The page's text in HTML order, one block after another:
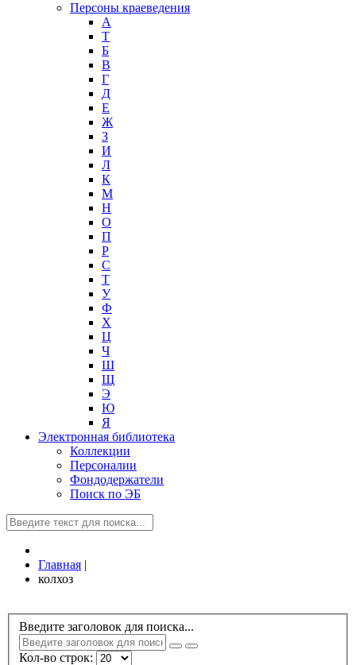
Персоны краеведения
А
T
Б
В
Г
Д
Е
Ж
З
И
Л
К
М
Н
О
П
Р
С
Т
У
Ф
Х
Ц
Ч
Ш
Щ
Э
Ю
Я
Электронная библиотека
Коллекции
Персоналии
Фондодержатели
Поиск по ЭБ
Главная |
колхоз
Введите заголовок для поиска...
Кол-во строк: